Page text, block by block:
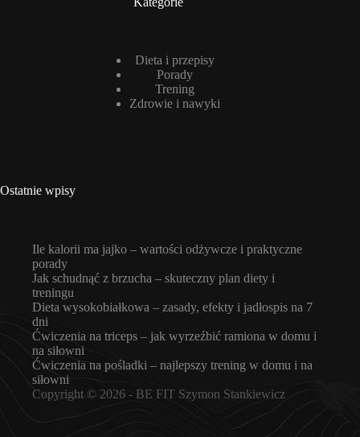
Dieta i przepisy
Porady
Trening
Zdrowie i nawyki
Ostatnie wpisy
Ile kalorii ma jajko – wartości odżywcze i praktyczne
porady
Jak schudnąć z brzucha – skuteczny plan diety i
treningu
Dieta wysokobiałkowa – zasady, efekty i jadłospis na 7
dni
Ćwiczenia na triceps – jak wyrzeźbić ramiona w domu i
na siłowni
Ćwiczenia na pośladki – najlepszy trening w domu i na
siłowni
Copyright © 2026 - BE FIT Szymon Stankiewicz